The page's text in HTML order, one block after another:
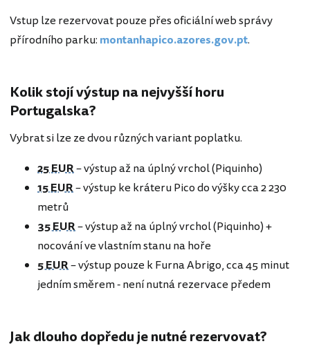
Vstup lze rezervovat pouze přes oficiální web správy
přírodního parku: montanhapico.azores.gov.pt.
Kolik stojí výstup na nejvyšší horu
Portugalska?
Vybrat si lze ze dvou různých variant poplatku.
25 EUR– výstup až na úplný vrchol (Piquinho)
15 EUR– výstup ke kráteru Pico do výšky cca 2 230
metrů
35 EUR– výstup až na úplný vrchol (Piquinho) +
nocování ve vlastním stanu na hoře
5 EUR– výstup pouze k Furna Abrigo, cca 45 minut
jedním směrem - není nutná rezervace předem
Jak dlouho dopředu je nutné rezervovat?